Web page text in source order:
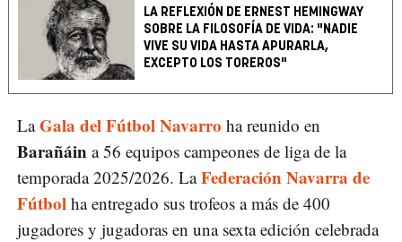
LA REFLEXIÓN DE ERNEST HEMINGWAY
SOBRE LA FILOSOFÍA DE VIDA: "NADIE
VIVE SU VIDA HASTA APURARLA,
EXCEPTO LOS TOREROS"
LaGala del Fútbol Navarro ha reunido en
Barañáin a 56 equipos campeones de liga de la
temporada 2025/2026. LaFederación Navarra de
Fútbol ha entregado sus trofeos a más de 400
jugadores y jugadoras en una sexta edición celebrada